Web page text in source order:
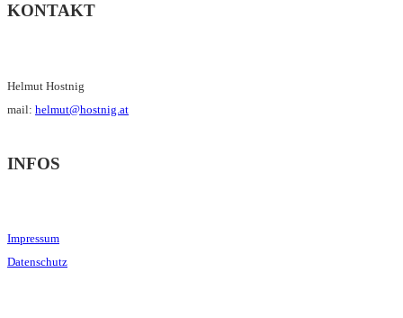
KONTAKT
Helmut Hostnig
mail: helmut@hostnig.at
INFOS
Impressum
Datenschutz